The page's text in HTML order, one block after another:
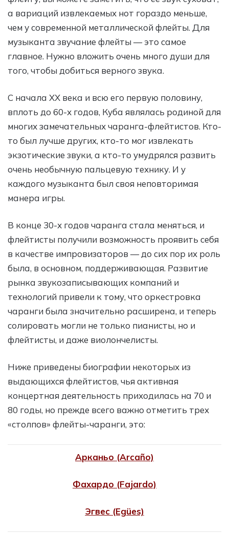
а вариаций извлекаемых нот гораздо меньше,
чем у современной металлической флейты. Для
музыканта звучание флейты — это самое
главное. Нужно вложить очень много души для
того, чтобы добиться верного звука.
С начала XX века и всю его первую половину,
вплоть до 60-х годов, Куба являлась родиной для
многих замечательных чаранга-флейтистов. Кто-
то был лучше других, кто-то мог извлекать
экзотические звуки, а кто-то умудрялся развить
очень необычную пальцевую технику. И у
каждого музыканта был своя неповторимая
манера игры.
В конце 30-х годов чаранга стала меняться, и
флейтисты получили возможность проявить себя
в качестве импровизаторов — до сих пор их роль
была, в основном, поддерживающая. Развитие
рынка звукозаписывающих компаний и
технологий привели к тому, что оркестровка
чаранги была значительно расширена, и теперь
солировать могли не только пианисты, но и
флейтисты, и даже виолончелисты.
Ниже приведены биографии некоторых из
выдающихся флейтистов, чья активная
концертная деятельность приходилась на 70 и
80 годы, но прежде всего важно отметить трех
«столпов» флейты-чаранги, это:
Арканьо (Arcaño)
Фахардо (Fajardo)
Эгвес (Egües)